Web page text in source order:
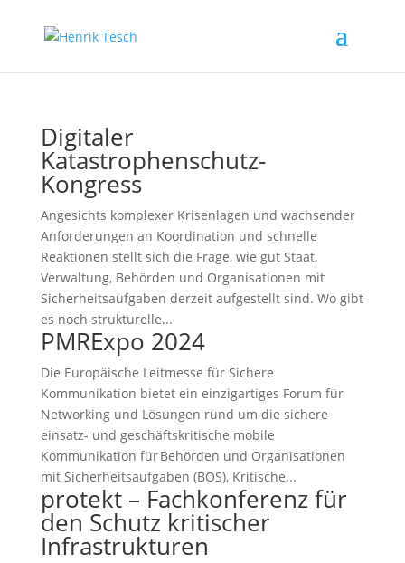
Digitaler
Katastrophenschutz-
Kongress
Angesichts komplexer Krisenlagen und wachsender
Anforderungen an Koordination und schnelle
Reaktionen stellt sich die Frage, wie gut Staat,
Verwaltung, Behörden und Organisationen mit
Sicherheitsaufgaben derzeit aufgestellt sind. Wo gibt
es noch strukturelle...
PMRExpo 2024
Die Europäische Leitmesse für Sichere
Kommunikation bietet ein einzigartiges Forum für
Networking und Lösungen rund um die sichere
einsatz- und geschäftskritische mobile
Kommunikation für Behörden und Organisationen
mit Sicherheitsaufgaben (BOS), Kritische...
protekt – Fachkonferenz für
den Schutz kritischer
Infrastrukturen